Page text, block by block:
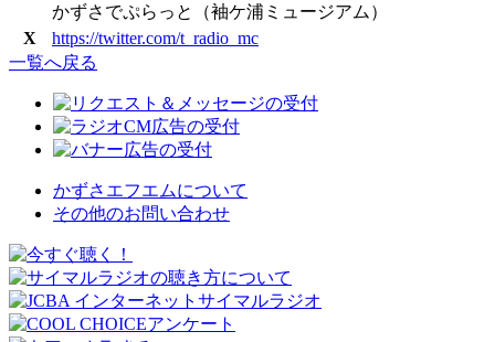
かずさでぷらっと（袖ケ浦ミュージアム）
X
https://twitter.com/t_radio_mc
一覧へ戻る
かずさエフエムについて
その他のお問い合わせ